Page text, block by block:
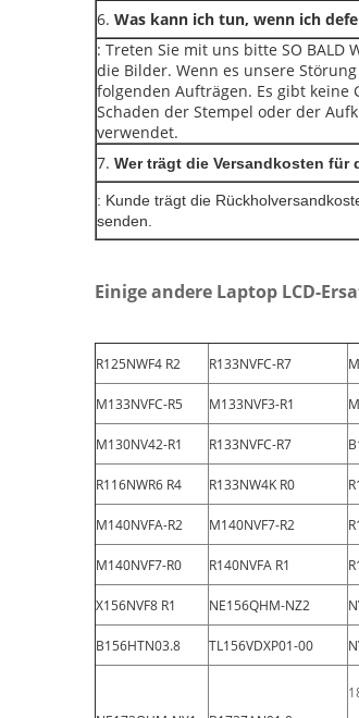
6. Was kann ich tun, wenn ich
: Treten Sie mit uns bitte SO BALD
die Bilder. Wenn es unsere
folgenden Aufträgen. Es gibt
Schaden der Stempel oder der
verwendet.
7. Wer trägt die Versandkosten für
: Kunde trägt die
senden.
Einige andere Laptop LCD-
R125NWF4 R2 R133NVFC-R7
M133NVFC-R5 M133NVF3-R1
M130NV42-R1 R133NVFC-R7
R116NWR6 R4 R133NW4K R0
M140NVFA-R2 M140NVF7-R2
M140NVF7-R0 R140NVFA R1
X156NVF8 R1 NE156QHM-NZ2
B156HTN03.8 TL156VDXP01-00